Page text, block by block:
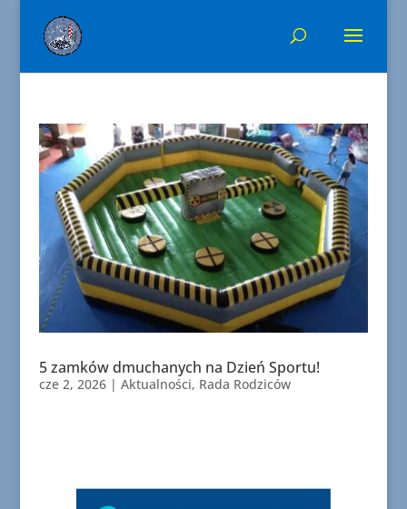
5 zamków dmuchanych na Dzień Sportu!
cze 2, 2026| Aktualności, Rada Rodziców